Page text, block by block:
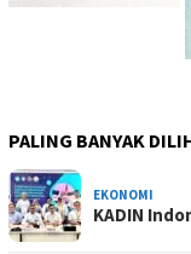
PALING BANYAK
EKONOMI
KADIN